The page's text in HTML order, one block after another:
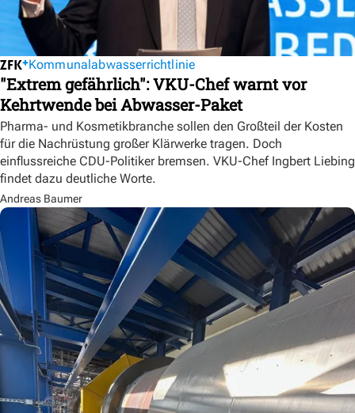
Kommunalabwasserrichtlinie
"Extrem gefährlich": VKU-Chef warnt vor
Kehrtwende bei Abwasser-Paket
Pharma- und Kosmetikbranche sollen den Großteil der Kosten
für die Nachrüstung großer Klärwerke tragen. Doch
einflussreiche CDU-Politiker bremsen. VKU-Chef Ingbert Liebing
findet dazu deutliche Worte.
Andreas Baumer